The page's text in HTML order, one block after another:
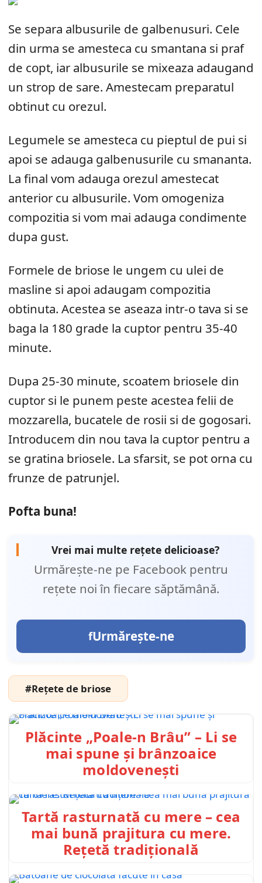
Se separa albusurile de galbenusuri. Cele
din urma se amesteca cu smantana si praf
de copt, iar albusurile se mixeaza adaugand
un strop de sare. Amestecam preparatul
obtinut cu orezul.
Legumele se amesteca cu pieptul de pui si
apoi se adauga galbenusurile cu smananta.
La final vom adauga orezul amestecat
anterior cu albusurile. Vom omogeniza
compozitia si vom mai adauga condimente
dupa gust.
Formele de briose le ungem cu ulei de
masline si apoi adaugam compozitia
obtinuta. Acestea se aseaza intr-o tava si se
baga la 180 grade la cuptor pentru 35-40
minute.
Dupa 25-30 minute, scoatem briosele din
cuptor si le punem peste acestea felii de
mozzarella, bucatele de rosii si de gogosari.
Introducem din nou tava la cuptor pentru a
se gratina briosele. La sfarsit, se pot orna cu
frunze de patrunjel.
Pofta buna!
Vrei mai multe rețete delicioase?
Urmărește-ne pe Facebook pentru
rețete noi în fiecare săptămână.
Urmărește-ne
#Rețete de briose
Plăcinte „Poale-n Brâu” – Li se
mai spune și brânzoaice
moldovenești
Tartă rasturnată cu mere – cea
mai bună prajitura cu mere.
Rețetă tradițională